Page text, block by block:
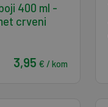
400 ml -
crveni
3,95 € / kom